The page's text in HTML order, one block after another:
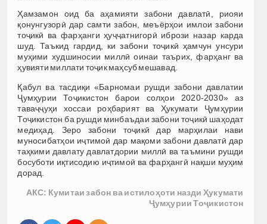
Ҳамзамон оид ба аҳамияти забони давлатӣ, риояи
қонунгузорӣ дар самти забон, меъёрҳои имлои забони
тоҷикӣ ва фарҳанги ҳуҷҷатнигорӣ ибрози назар карда
шуд. Таъкид гардид, ки забони тоҷикӣ ҳамчун унсури
муҳими худшиносии миллӣ оинаи таърих, фарҳанг ва
ҳувияти миллати тоҷик маҳсуб мешавад.
Қабул ва тасдиқи «Барномаи рушди забони давлатии
Ҷумҳурии Тоҷикистон барои солҳои 2020-2030» аз
таваҷҷуҳи хоссаи роҳбарият ва Ҳукумати Ҷумҳурии
Тоҷикистон ба рушди минбаъдаи забони тоҷикӣ шаҳодат
медиҳад. Зеро забони тоҷикӣ дар марҳилаи нави
муносибатҳои иҷтимоӣ дар мақоми забони давлатӣ дар
таҳкими давлату давлатдории миллӣ ва таъмини рушди
босуботи иқтисодию иҷтимоӣ ва фарҳангӣ нақши муҳим
дорад.
АКС: Кумитаи забон ва истилоҳоти назди Ҳукумати
Ҷумҳурии Тоҷикистон